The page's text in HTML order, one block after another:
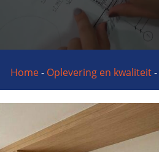
Home- Oplevering en kwaliteit-